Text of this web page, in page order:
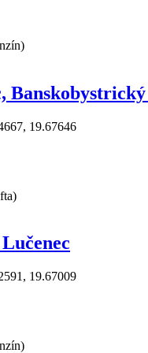
19.67646
19.67009